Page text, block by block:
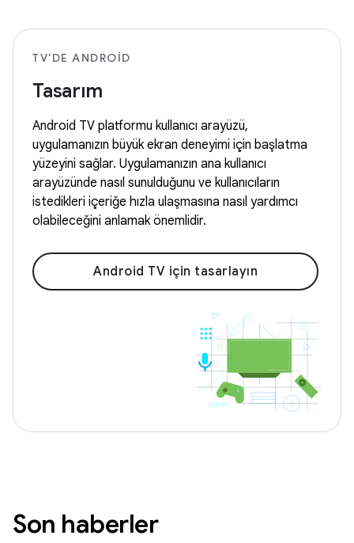
TV'DE ANDROID
Tasarım
Android TV platformu kullanıcı arayüzü,
uygulamanızın büyük ekran deneyimi için başlatma
yüzeyini sağlar. Uygulamanızın ana kullanıcı
arayüzünde nasıl sunulduğunu ve kullanıcıların
istedikleri içeriğe hızla ulaşmasına nasıl yardımcı
olabileceğini anlamak önemlidir.
Android TV için tasarlayın
Son haberler